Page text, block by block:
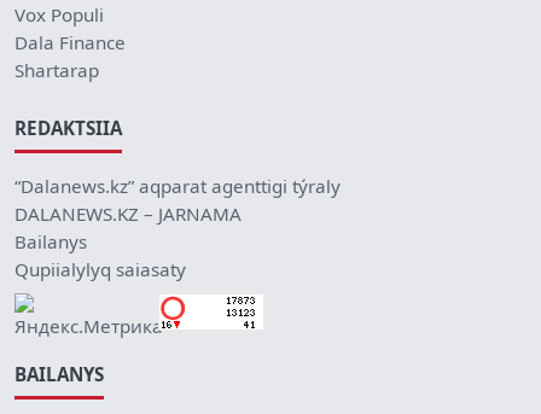
Vox Populi
Dala Finance
Shartarap
REDAKTSIIA
“Dalanews.kz” aqparat agenttigi týraly
DALANEWS.KZ – JARNAMA
Bailanys
Qupiialylyq saiasaty
BAILANYS